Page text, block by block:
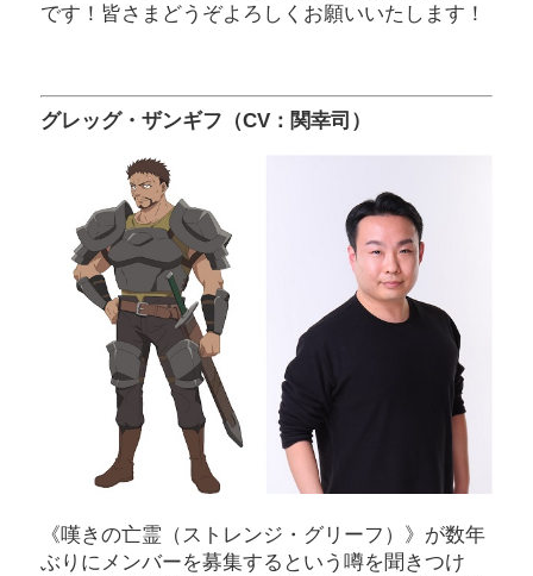
です！皆さまどうぞよろしくお願いいたします！
グレッグ・ザンギフ（CV：関幸司）
《嘆きの亡霊（ストレンジ・グリーフ）》が数年
ぶりにメンバーを募集するという噂を聞きつけ